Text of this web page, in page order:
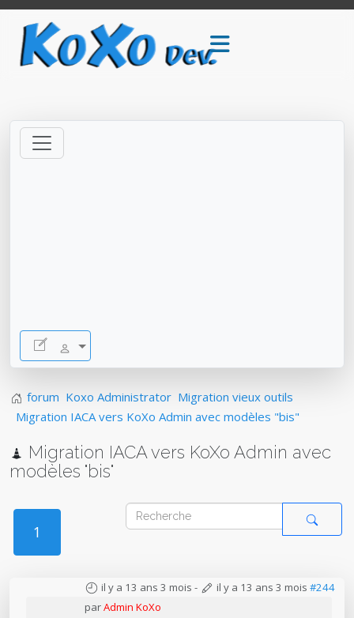
forum Koxo Administrator Migration vieux outils
Migration IACA vers KoXo Admin avec modèles "bis"
Migration IACA vers KoXo Admin avec
modèles "bis"
1
il y a 13 ans 3 mois - il y a 13 ans 3 mois #244
parAdmin KoXo